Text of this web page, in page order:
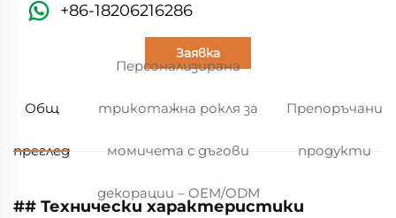
+86-18206216286
Заявка
Общ
преглед
Персонализирана
трикотажна рокля за
момичета с дъгови
декорации – OEM/ODM
Препоръчани
продукти
## Технически характеристики